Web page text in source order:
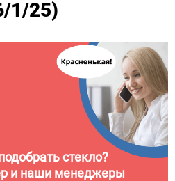
1/25)
стекло?
и наши менеджеры